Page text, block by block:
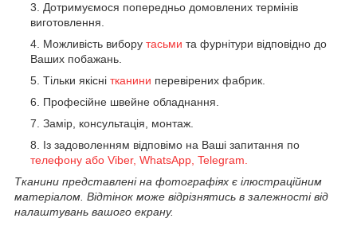
Дотримуємося попередньо домовлених термінів
виготовлення.
Можливість вибору тасьми та фурнітури відповідно до
Ваших побажань.
Тільки якісні тканини перевірених фабрик.
Професійне швейне обладнання.
Замір, консультація, монтаж.
Із задоволенням відповімо на Ваші запитання по
телефону або Viber, WhatsApp, Telegram.
Тканини представлені на фотографіях є ілюстраційним
матеріалом. Відтінок може відрізнятись в залежності від
налаштувань вашого екрану.